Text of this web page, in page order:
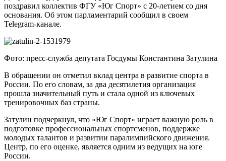
поздравил коллектив ФГУ «Юг Спорт» с 20-летием со дня
основания. Об этом парламентарий сообщил в своем
Telegram-канале.
Фото: пресс-служба депутата Госдумы Константина Затулина
В обращении он отметил вклад центра в развитие спорта в
России. По его словам, за два десятилетия организация
прошла значительный путь и стала одной из ключевых
тренировочных баз страны.
Затулин подчеркнул, что «Юг Спорт» играет важную роль в
подготовке профессиональных спортсменов, поддержке
молодых талантов и развитии паралимпийского движения.
Центр, по его оценке, является одним из ведущих на юге
России.